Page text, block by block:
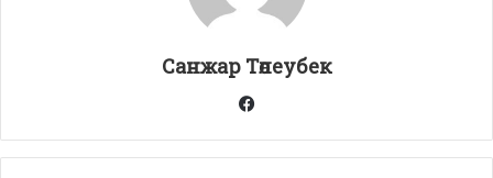
т
ь
Санжар Төлеубек
Facebook